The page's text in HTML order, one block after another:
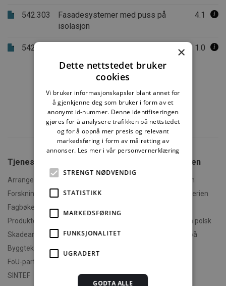
542.303
Fasadesystemer med puss på
isolasjon
4.1
542.304 1.0
Tjenester fra SINTEF
Arrangementer og kurs
Forskningsrapporter
Fagbøker og nettkurs
Produktdokumentasjon
Skadeanalyse
Byggteknisk spesialrådgivning
FoU-partner
SINTEF
Om Byggforskserien
Hva er Byggforskserien
Finn fram i Byggforskserien
Polski - informasjon på polsk
English - informasjon på
×
Dette nettstedet bruker
cookies
Vi bruker informasjonskapsler blant annet for
å gjenkjenne deg som bruker i form av et
anonymt id-nummer. Denne identifiseringen
gjøres for å analysere trafikken på nettstedet
og for å oppnå mer presis og relevant
markedsføring i form av målretting av
annonser. Les mer i vår personvernerklæring
STRENGT NØDVENDIG
STATISTIKK
MARKEDSFØRING
FUNKSJONALITET
UGRADERT
GODTA ALLE